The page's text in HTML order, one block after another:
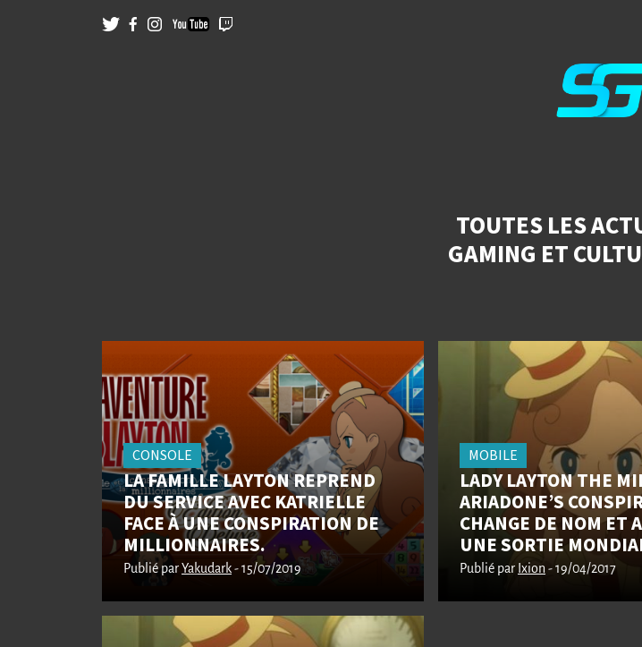
TOUTES LES
GAMING ET
CONSOLE
LA FAMILLE LAYTON REPREND
DU SERVICE AVEC KATRIELLE
FACE À UNE CONSPIRATION DE
MILLIONNAIRES.
Publié parYakudark- 15/07/2019
MOBILE
LADY LAYTON THE
ARIADONE’S
CHANGE DE NOM ET
UNE SORTIE
Publié parIxion- 19/04/2017